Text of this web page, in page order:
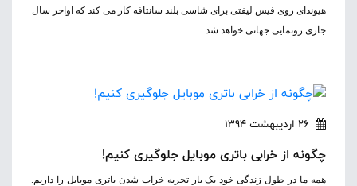
هیوندای روی فیس لیفتی برای شاسی بلند سانتافه کار می کند که اواخر سال
جاری رونمایی جهانی خواهد شد.
26 اردیبهشت 1394
چگونه از خرابی باتری موبایل جلوگیری کنیم!
همه ما در طول زندگی خود یک بار تجربه خراب شدن باتری موبایل را داریم.